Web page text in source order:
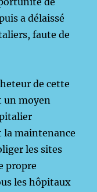
a délaissé
faute de
de cette
un moyen
maintenance
les sites
propre
les hôpitaux